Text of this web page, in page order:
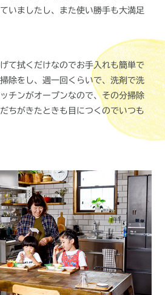
いましたし、また使い勝手も大満足
て拭くだけなのでお手入れも簡単で
除をし、週一回くらいで、洗剤で洗
チンがオープンなので、その分掃除
ちがきたときも目につくのでいつも